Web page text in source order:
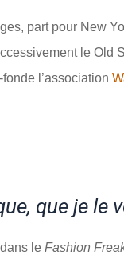
part pour New
le Old
l’association
que je le
le Fashion